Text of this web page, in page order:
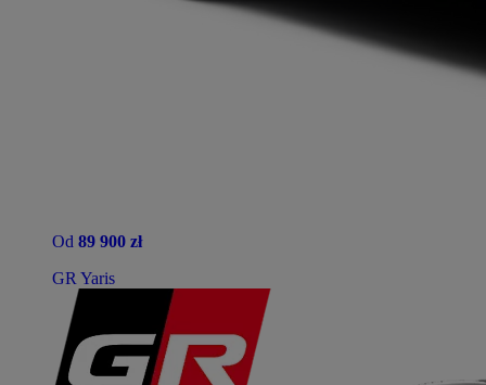
Od 89 900 zł
GR Yaris